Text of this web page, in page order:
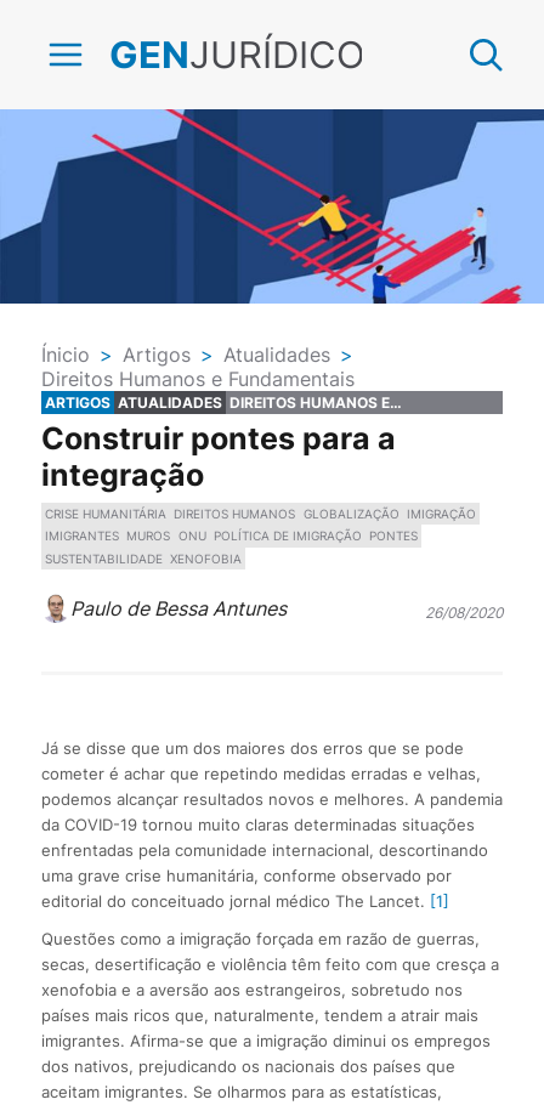
GENJURÍDICO
Ínicio > Artigos > Atualidades >
Direitos Humanos e Fundamentais
ARTIGOS ATUALIDADES DIREITOS HUMANOS E
Construir pontes para a
integração
CRISE HUMANITÁRIA DIREITOS HUMANOS GLOBALIZAÇÃO
IMIGRAÇÃO
IMIGRANTES
MUROS ONU POLÍTICA DE IMIGRAÇÃO
PONTES
SUSTENTABILIDADE XENOFOBIA
Paulo de Bessa Antunes 26/08/2020
Já se disse que um dos maiores dos erros que se pode
cometer é achar que repetindo medidas erradas e velhas,
podemos alcançar resultados novos e melhores. A pandemia
da COVID-19 tornou muito claras determinadas situações
enfrentadas pela comunidade internacional, descortinando
uma grave crise humanitária, conforme observado por
editorial do conceituado jornal médico The Lancet. [1]
Questões como a imigração forçada em razão de guerras,
secas, desertificação e violência têm feito com que cresça a
xenofobia e a aversão aos estrangeiros, sobretudo nos
países mais ricos que, naturalmente, tendem a atrair mais
imigrantes. Afirma-se que a imigração diminui os empregos
dos nativos, prejudicando os nacionais dos países que
aceitam imigrantes. Se olharmos para as estatísticas,